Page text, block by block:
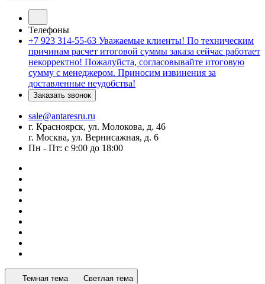
Телефоны
+7 923 314-55-63 Уважаемые клиенты! По техническим
причинам расчет итоговой суммы заказа сейчас работает
некорректно! Пожалуйста, согласовывайте итоговую
сумму с менеджером. Приносим извинения за
доставленные неудобства!
Заказать звонок
sale@antaresru.ru
г. Красноярск, ул. Молокова, д. 46
г. Москва, ул. Вернисажная, д. 6
Пн - Пт: с 9:00 до 18:00
Темная тема Светлая тема